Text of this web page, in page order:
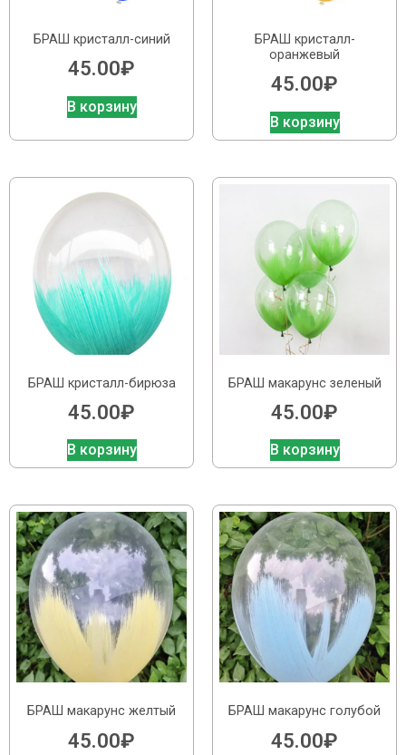
БРАШ кристалл-синий
45.00₽
В корзину
БРАШ кристалл-
оранжевый
45.00₽
В корзину
БРАШ кристалл-бирюза
45.00₽
В корзину
БРАШ макарунс зеленый
45.00₽
В корзину
БРАШ макарунс желтый
45.00₽
БРАШ макарунс голубой
45.00₽